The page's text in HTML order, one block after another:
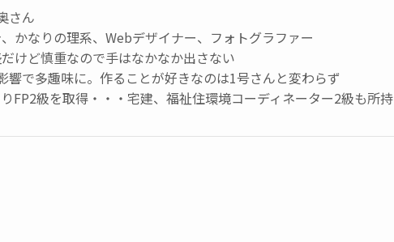
さん
かなりの理系、Webデザイナー、フォトグラファー
けど慎重なので手はなかなか出さない
響で多趣味に。作ることが好きなのは1号さんと変わらず
FP2級を取得・・・宅建、福祉住環境コーディネーター2級も所持